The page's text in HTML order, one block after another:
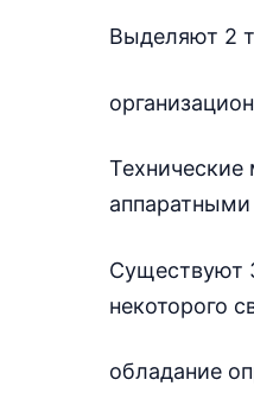
Выделяют 2
Существуют
некоторого
обладание